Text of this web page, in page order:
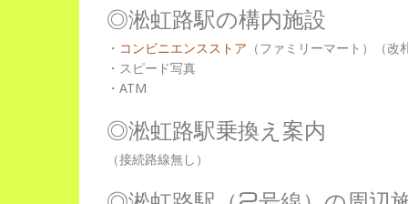
◎淞虹路駅の構内施設
・ コンビニエンスストア （ファミリーマート）（改
・スピード写真
・ATM
◎淞虹路駅乗換え案内
（接続路線無し）